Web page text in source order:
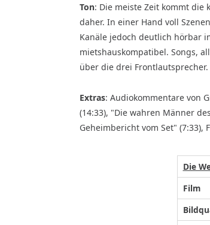
Ton: Die meiste Zeit kommt
daher. In einer Hand voll
Kanäle jedoch deutlich hörbar
mietshauskompatibel. Songs,
über die drei Frontlautsprecher.
Extras: Audiokommentare von
(14:33), "Die wahren Männer
Geheimbericht vom Set" (7:33),
Die
Film